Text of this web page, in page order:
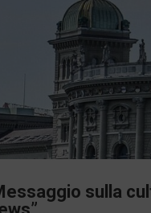
sulla